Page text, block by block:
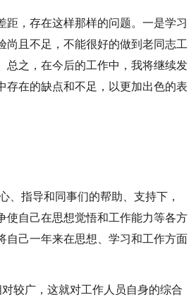
，存在这样那样的问题。一是学习
且不足，不能很好的做到老同志工
总之，在今后的工作中，我将继续发
存在的缺点和不足，以更加出色的表
指导和同事们的帮助、支持下，
使自己在思想觉悟和工作能力等各方
自己一年来在思想、学习和工作方面
较广，这就对工作人员自身的综合